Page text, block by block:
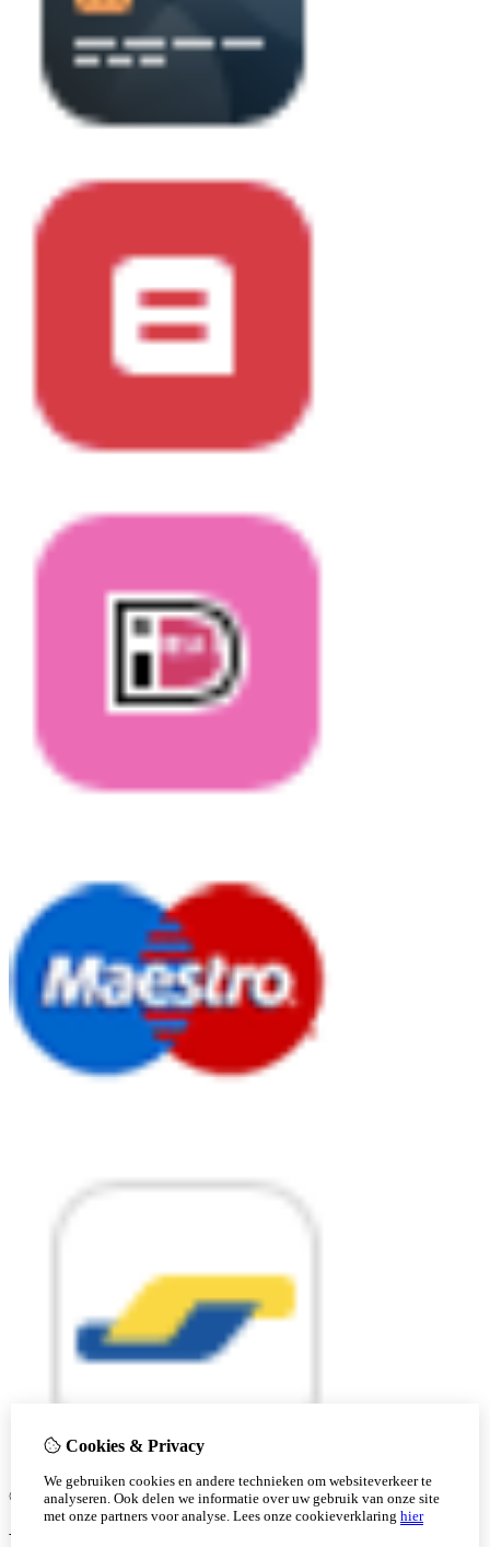
© Copyright 2026 |
Cookies & Privacy
We gebruiken cookies en andere technieken om websiteverkeer te
analyseren. Ook delen we informatie over uw gebruik van onze site
met onze partners voor analyse. Lees onze cookieverklaring hier